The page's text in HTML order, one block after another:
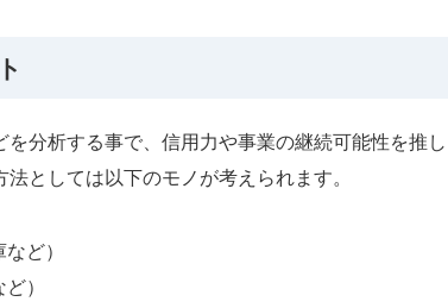
分析する事で、信用力や事業の継続可能性を推し
としては以下のモノが考えられます。
ど）
）